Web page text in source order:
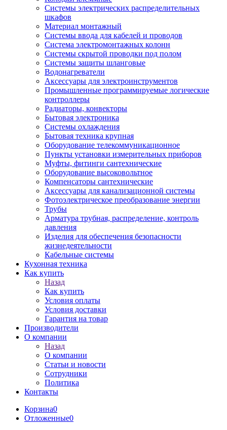
Системы электрических распределительных
шкафов
Материал монтажный
Системы ввода для кабелей и проводов
Система электромонтажных колонн
Системы скрытой проводки под полом
Системы защиты шланговые
Водонагреватели
Аксессуары для электроинструментов
Промышленные программируемые логические
контроллеры
Радиаторы, конвекторы
Бытовая электроника
Системы охлаждения
Бытовая техника крупная
Оборудование телекоммуникационное
Пункты установки измерительных приборов
Муфты, фитинги сантехнические
Оборудование высоковольтное
Компенсаторы сантехнические
Аксессуары для канализационной системы
Фотоэлектрическое преобразование энергии
Трубы
Арматура трубная, распределение, контроль
давления
Изделия для обеспечения безопасности
жизнедеятельности
Кабельные системы
Кухонная техника
Как купить
Назад
Как купить
Условия оплаты
Условия доставки
Гарантия на товар
Производители
О компании
Назад
О компании
Статьи и новости
Сотрудники
Политика
Контакты
Корзина0
Отложенные0